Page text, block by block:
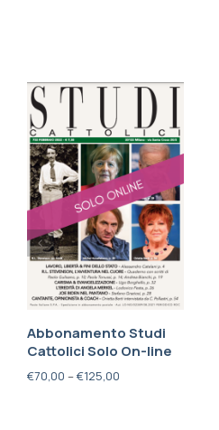
Abbonamento Studi
Cattolici Solo On-line
€70,00 –€125,00